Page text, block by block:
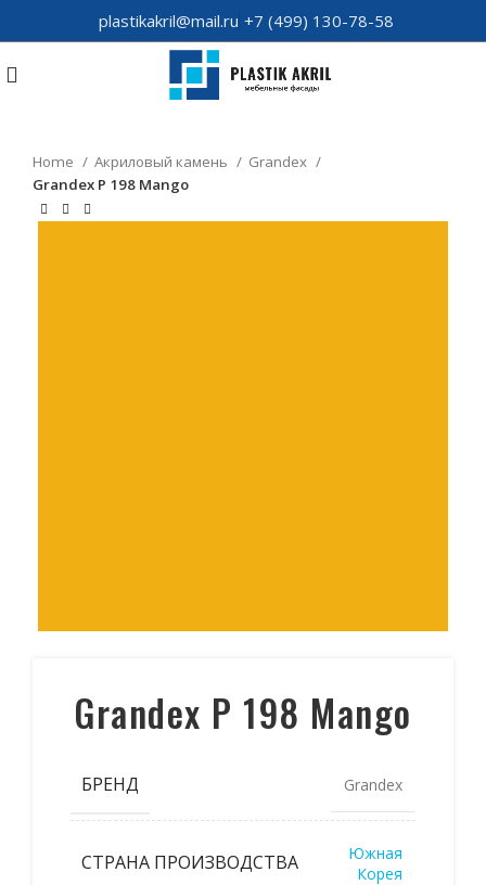
plastikakril@mail.ru +7 (499) 130-78-58
Home Акриловый камень
Grandex
Grandex P 198 Mango
Grandex P 198 Mango
БРЕНД Grandex
СТРАНА ПРОИЗВОДСТВА
Южная
Корея